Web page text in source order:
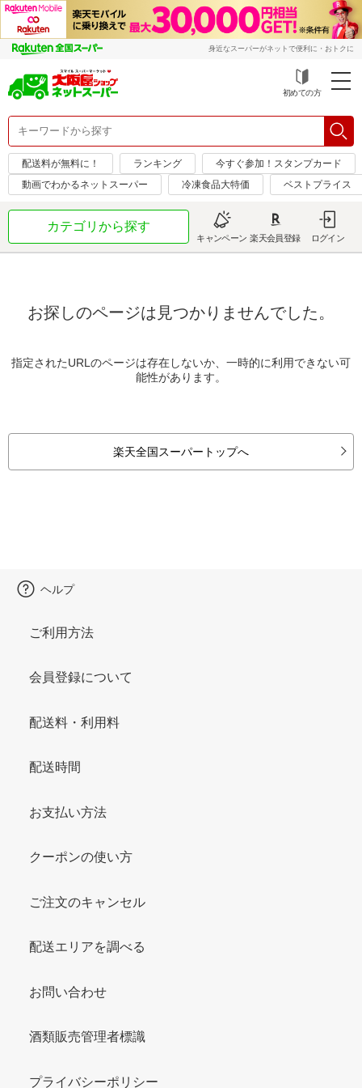
身近なスーパーがネットで便利に・おトクに
初めての方
配送料が無料に！ ランキング
今すぐ参加！スタンプカード
動画でわかるネットスーパー
冷凍食品大特価 ベストプライス
カテゴリから探す
キャンペーン 楽天会員登録 ログイン
お探しのページは見つかりませんでした。
指定されたURLのページは存在しないか、一時的に利用できない可
能性があります。
楽天全国スーパートップへ
ヘルプ
ご利用方法
会員登録について
配送料・利用料
配送時間
お支払い方法
クーポンの使い方
ご注文のキャンセル
配送エリアを調べる
お問い合わせ
酒類販売管理者標識
プライバシーポリシー